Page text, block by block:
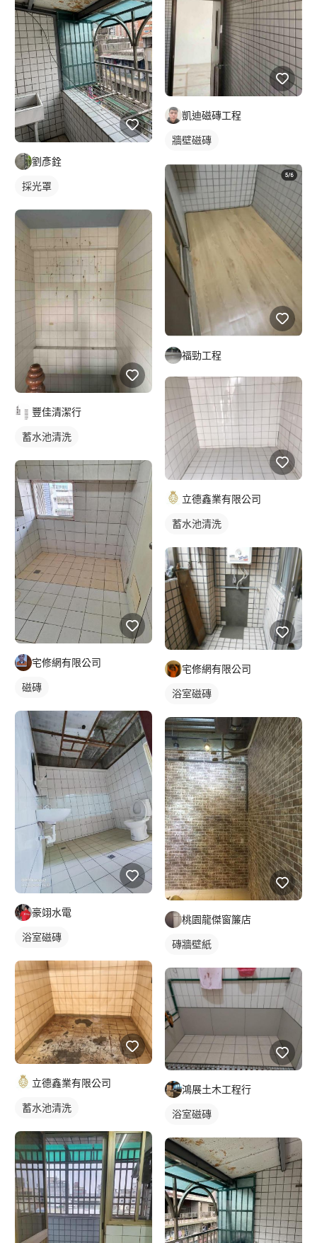
劉彥銓
採光罩
豐佳清潔行
蓄水池清洗
宅修網有限公司
磁磚
豪翊水電
浴室磁磚
立德鑫業有限公司
蓄水池清洗
凱迪磁磚工程
牆壁磁磚
福勁工程
立德鑫業有限公司
蓄水池清洗
宅修網有限公司
浴室磁磚
桃園龍傑窗簾店
磚牆壁紙
鴻展土木工程行
浴室磁磚